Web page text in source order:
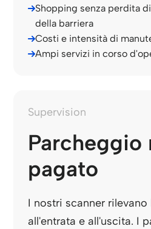
Shopping senza perdita
della barriera
Costi e intensità di
Ampi servizi in corso
Supervision
Parcheggio
pagato
I nostri scanner rilevano
all'entrata e all'uscita. I